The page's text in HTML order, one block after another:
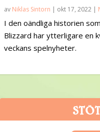
av Niklas Sintorn okt 17, 2022
I den oändliga historien
Blizzard har ytterligare en
veckans spelnyheter.